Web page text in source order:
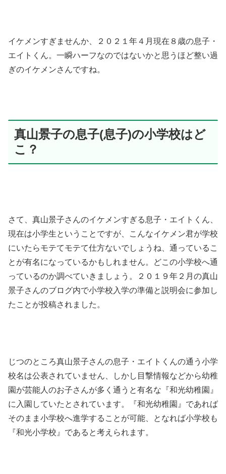
イケメンすぎませんか、２０２１年４月現在８歳の息子・
エイトくん。一瞬ハーフなのではないかと思うほど整い過
ぎのイケメンさんですね。
真山景子の息子(息子)の小学校はど
こ？
さて、真山景子さんのイケメンすぎる息子・エイトくん、
現在は小学生ということですが、こんなイケメン君が学校
にいたらモテてモテて仕方ないでしょうね、通っているこ
とが有名になっているかもしれません。どこの小学校へ通
っているのか調べていきましょう。２０１９年２月の真山
景子さんのブログ内で小学校入学の準備と説明会に参加し
たことが投稿されました。
じつのところ真山景子さんの息子・エイトくんの通う小学
校名は公表されていません、しかし目撃情報などから幼稚
園が芸能人のお子さんが多く通うと有名な『和光幼稚園』
に入園していたとされています。『和光幼稚園』であれば
そのまま小学校へ進学することが可能、となれば小学校も
『和光小学校』であると考えられます。